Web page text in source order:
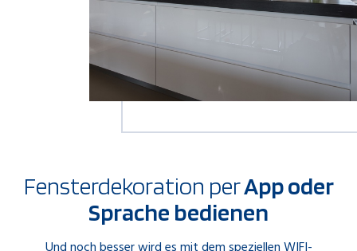
Fensterdekoration perApp oder
Sprache bedienen